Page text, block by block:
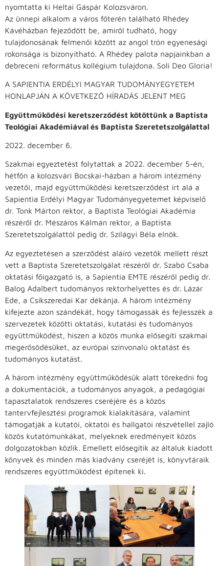
nyomtatta ki Heltai Gáspár Kolozsváron.
Az ünnepi alkalom a város főterén található Rhédey
Kávéházban fejeződött be, amiről tudható, hogy
tulajdonosának felmenői között az angol trón egyenesági
rokonsága is bizonyítható. A Rhédey palota napjainkban a
debreceni református kollégium tulajdona. Soli Deo Gloria!
A SAPIENTIA ERDÉLYI MAGYAR TUDOMÁNYEGYETEM
HONLAPJÁN A KÖVETKEZŐ HÍRADÁS JELENT MEG
Együttműködési keretszerződést kötöttünk a Baptista
Teológiai Akadémiával és Baptista Szeretetszolgálattal
2022. december 6.
Szakmai egyeztetést folytattak a 2022. december 5-én,
hétfőn a kolozsvári Bocskai-házban a három intézmény
vezetői, majd együttműködési keretszerződést írt alá a
Sapientia Erdélyi Magyar Tudományegyetemet képviselő
dr. Tonk Márton rektor, a Baptista Teológiai Akadémia
részéről dr. Mészáros Kálmán rektor, a Baptista
Szeretetszolgálattól pedig dr. Szilágyi Béla elnök.
Az egyeztetésen a szerződést aláíró vezetők mellett részt
vett a Baptista Szeretetszolgálat részéről dr. Szabó Csaba
oktatási főigazgató is, a Sapientia EMTE részéről pedig dr.
Balog Adalbert tudományos rektorhelyettes és dr. Lázár
Ede, a Csíkszeredai Kar dékánja. A három intézmény
kifejezte azon szándékát, hogy támogassák és fejlesszék a
szervezetek közötti oktatási, kutatási és tudományos
együttműködést, hiszen a közös munka elősegíti szakmai
megerősödésüket, az európai színvonalú oktatást és
tudományos kutatást.
A három intézmény együttműködésük alatt törekedni fog
a dokumentációk, a tudományos anyagok, a pedagógiai
tapasztalatok rendszeres cseréjére és a közös
tantervfejlesztési programok kialakítására, valamint
támogatják a kutatói, oktatói és hallgatói részvétellel zajló
közös kutatómunkákat, melyeknek eredményeit közös
dolgozatokban közlik. Emellett elősegítik az általuk kiadott
könyvek és minden más kiadvány cseréjét is, könyvtáraik
rendszeres együttműködést építenek ki.